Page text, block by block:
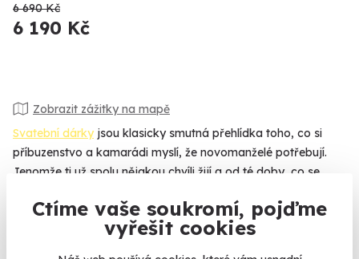
Ctíme vaše soukromí, pojďme
vyřešit cookies
6 690 Kč
6 190 Kč
Zobrazit zážitky na mapě
Svatební dárky jsou klasicky smutná přehlídka toho, co si
příbuzenstvo a kamarádi myslí, že novomanželé potřebují.
Jenomže ti už spolu nějakou chvíli žijí a od té doby, co se
netuší. Možná ho dají někomu jinému ke svatbě... Co dát
novomanželům? Přece zážitek. Dovedete si představit lepší